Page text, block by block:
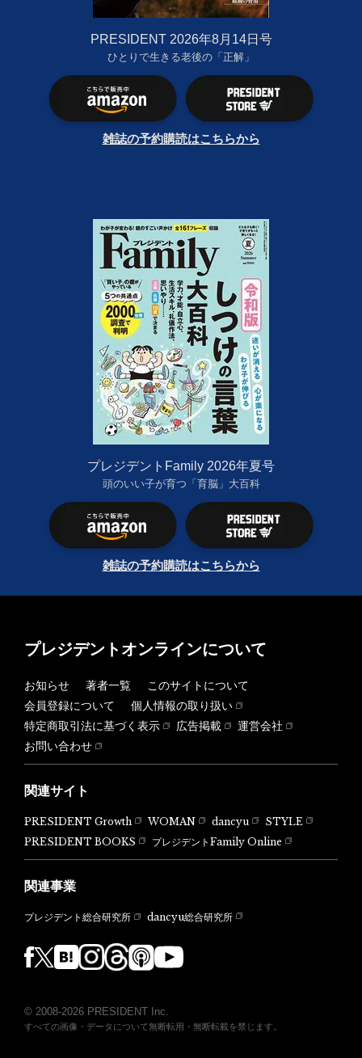
PRESIDENT 2026年8月14日号
ひとりで生きる老後の「正解」
雑誌の予約購読はこちらから
プレジデントFamily 2026年夏号
頭のいい子が育つ「育脳」大百科
雑誌の予約購読はこちらから
プレジデントオンラインについて
お知らせ 著者一覧
このサイトについて
会員登録について
個人情報の取り扱い
特定商取引法に基づく表示
広告掲載
運営会社
お問い合わせ
関連サイト
PRESIDENT Growth WOMAN dancyu
STYLE
PRESIDENT BOOKS
プレジデントFamily Online
関連事業
プレジデント総合研究所 dancyu総合研究所
© 2008-2026 PRESIDENT Inc.
すべての画像・データについて無断転用・無断転載を禁じます。